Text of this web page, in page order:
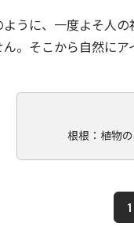
うに、一度よそ人
。そこから自然に
根根：植物
1